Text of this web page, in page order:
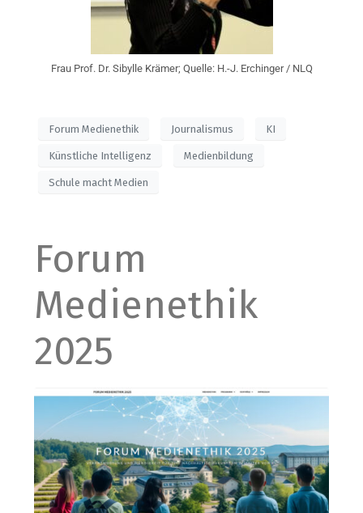
Frau Prof. Dr. Sibylle Krämer; Quelle: H.-J. Erchinger / NLQ
Forum Medienethik Journalismus KI
Künstliche Intelligenz Medienbildung
Schule macht Medien
Forum
Medienethik
2025